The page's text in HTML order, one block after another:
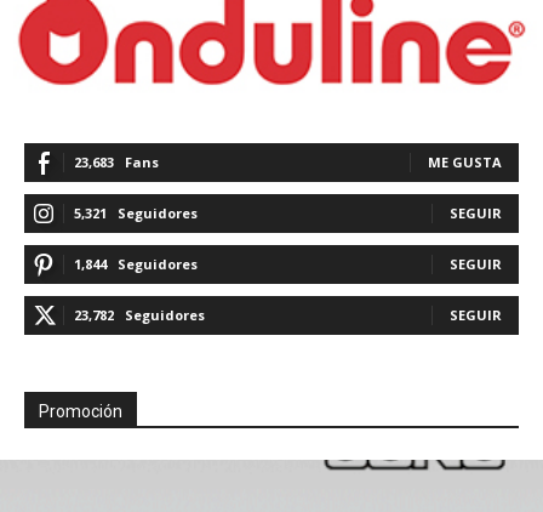
23,683 Fans ME GUSTA
5,321 Seguidores SEGUIR
1,844 Seguidores SEGUIR
23,782 Seguidores SEGUIR
Promoción